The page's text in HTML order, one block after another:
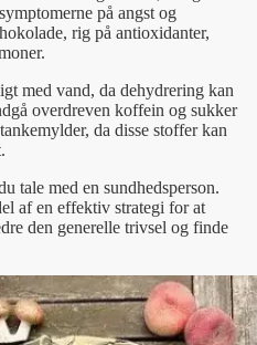
på angst og
rig på antioxidanter,
med vand, da dehydrering kan
overdreven koffein og sukker
da disse stoffer kan
tale med en sundhedsperson.
af en effektiv strategi for at
den generelle trivsel og finde